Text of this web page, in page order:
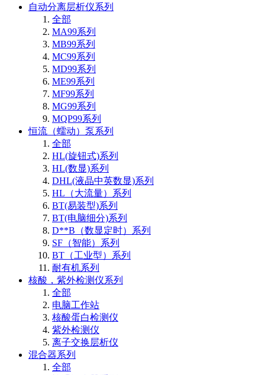
自动分离层析仪系列
全部
MA99系列
MB99系列
MC99系列
MD99系列
ME99系列
MF99系列
MG99系列
MQP99系列
恒流（蠕动）泵系列
全部
HL(旋钮式)系列
HL(数显)系列
DHL(液晶中英数显)系列
HL（大流量）系列
BT(易装型)系列
BT(电脑细分)系列
D**B（数显定时）系列
SF（智能）系列
BT（工业型）系列
耐有机系列
核酸，紫外检测仪系列
全部
电脑工作站
核酸蛋白检测仪
紫外检测仪
离子交换层析仪
混合器系列
全部